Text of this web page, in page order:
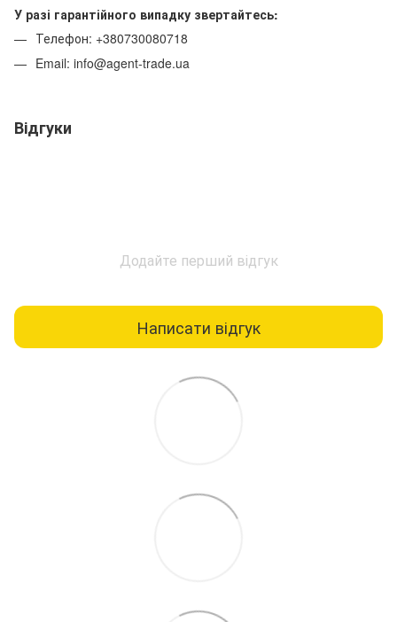
У разі гарантійного випадку звертайтесь:
Телефон: +380730080718
Email: info@agent-trade.ua
Відгуки
Додайте перший відгук
Написати відгук